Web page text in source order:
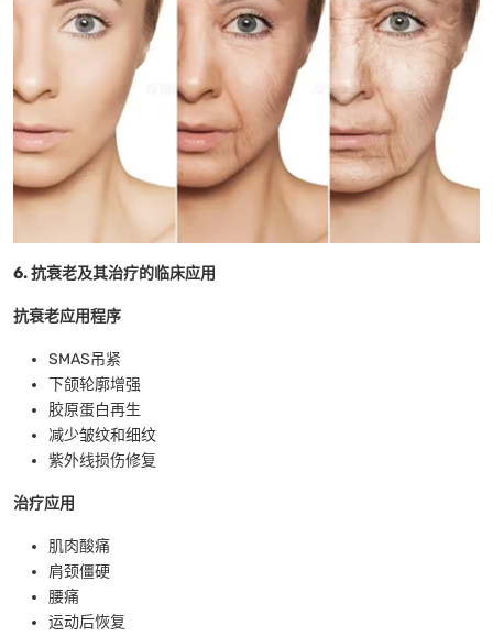
6. 抗衰老及其治疗的临床应用
抗衰老应用程序
SMAS吊紧
下颌轮廓增强
胶原蛋白再生
减少皱纹和细纹
紫外线损伤修复
治疗应用
肌肉酸痛
肩颈僵硬
腰痛
运动后恢复